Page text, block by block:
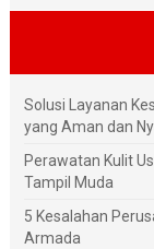
Solusi Layanan
yang Aman dan
Perawatan Kulit
Tampil Muda
5 Kesalahan
Armada